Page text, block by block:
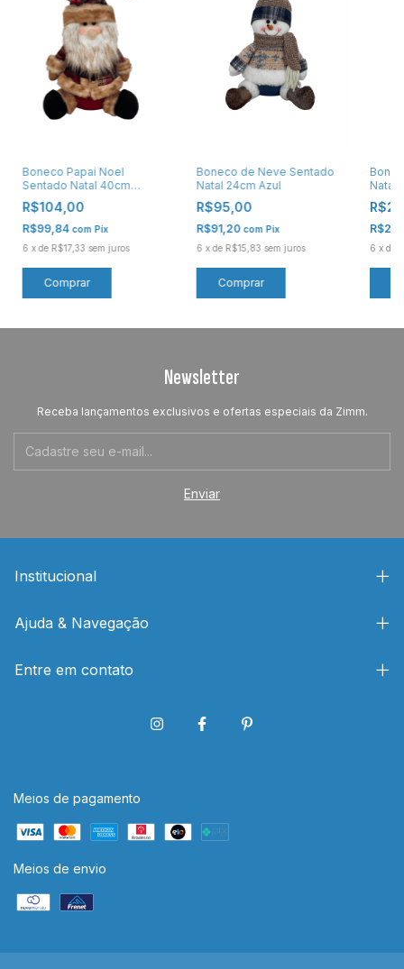
Boneco Papai Noel
Sentado Natal 40cm
Xadrez Vermelho
R$104,00
R$99,84 com Pix
6 xde R$17,33 sem juros
Boneco de Neve Sentado
Natal 24cm Azul
R$95,00
R$91,20 com Pix
6 xde R$15,83 sem juros
Natal
6 x de
Newsletter
Receba lançamentos exclusivos e ofertas especiais da Zimm.
Institucional
Ajuda & Navegação
Entre em contato
Meios de pagamento
Meios de envio